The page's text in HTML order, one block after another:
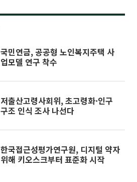
국민연금, 공공형 노인복지주택 사
업모델 연구 착수
저출산고령사회위, 초고령화·인구
구조 인식 조사 나선다
한국접근성평가연구원, 디지털 약자
위해 키오스크부터 표준화 시작